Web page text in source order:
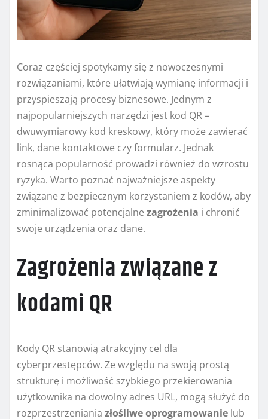
Coraz częściej spotykamy się z nowoczesnymi
rozwiązaniami, które ułatwiają wymianę informacji i
przyspieszają procesy biznesowe. Jednym z
najpopularniejszych narzędzi jest kod QR –
dwuwymiarowy kod kreskowy, który może zawierać
link, dane kontaktowe czy formularz. Jednak
rosnąca popularność prowadzi również do wzrostu
ryzyka. Warto poznać najważniejsze aspekty
związane z bezpiecznym korzystaniem z kodów, aby
zminimalizować potencjalne zagrożenia i chronić
swoje urządzenia oraz dane.
Zagrożenia związane z
kodami QR
Kody QR stanowią atrakcyjny cel dla
cyberprzestępców. Ze względu na swoją prostą
strukturę i możliwość szybkiego przekierowania
użytkownika na dowolny adres URL, mogą służyć do
rozprzestrzeniania złośliwe oprogramowanie lub